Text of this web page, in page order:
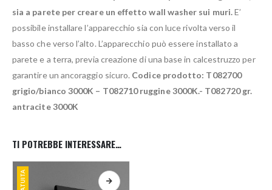
sia a parete per creare un effetto wall washer sui muri.E’
possibile installare l’apparecchio sia con luce rivolta verso il
basso che verso l’alto. L’apparecchio può essere installato a
parete e a terra, previa creazione di una base in calcestruzzo per
garantire un ancoraggio sicuro. Codice prodotto: T082700
grigio/bianco 3000K – T082710 ruggine 3000K.- T082720 gr.
antracite 3000K
TI POTREBBE INTERESSARE…